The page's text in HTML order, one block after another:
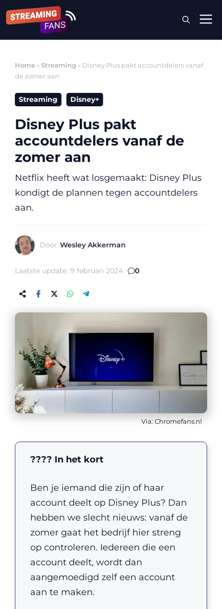
naar
Home »Streaming » Disney Plus pakt accountdelers vanaf
de zomer aan
Streaming Disney+
Disney Plus pakt
accountdelers vanaf de
zomer aan
Netflix heeft wat losgemaakt: Disney Plus
kondigt de plannen tegen accountdelers
aan.
Door Wesley Akkerman
Laatste update: 9 februari 2024 0
Via: Chromefans.nl
???? In het kort
Ben je iemand die zijn of haar
account deelt op Disney Plus? Dan
hebben we slecht nieuws: vanaf de
zomer gaat het bedrijf hier streng
op controleren. Iedereen die een
account deelt, wordt dan
aangemoedigd zelf een account
aan te maken.